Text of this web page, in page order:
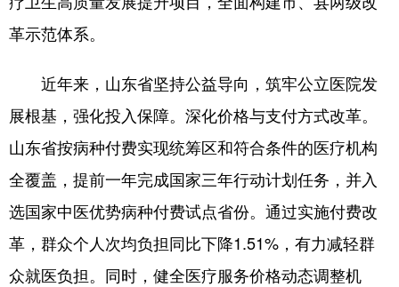
English
Deutsch Português
革示范体系。
近年来，山东省坚持公益导向，筑牢公立医院发
展根基，强化投入保障。深化价格与支付方式改革。
山东省按病种付费实现统筹区和符合条件的医疗机构
全覆盖，提前一年完成国家三年行动计划任务，并入
选国家中医优势病种付费试点省份。通过实施付费改
革，群众个人次均负担同比下降1.51%，有力减轻群
众就医负担。同时，健全医疗服务价格动态调整机